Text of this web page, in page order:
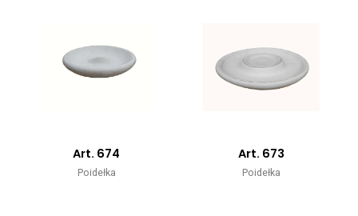
Art. 674
Poidełka
Art. 673
Poidełka